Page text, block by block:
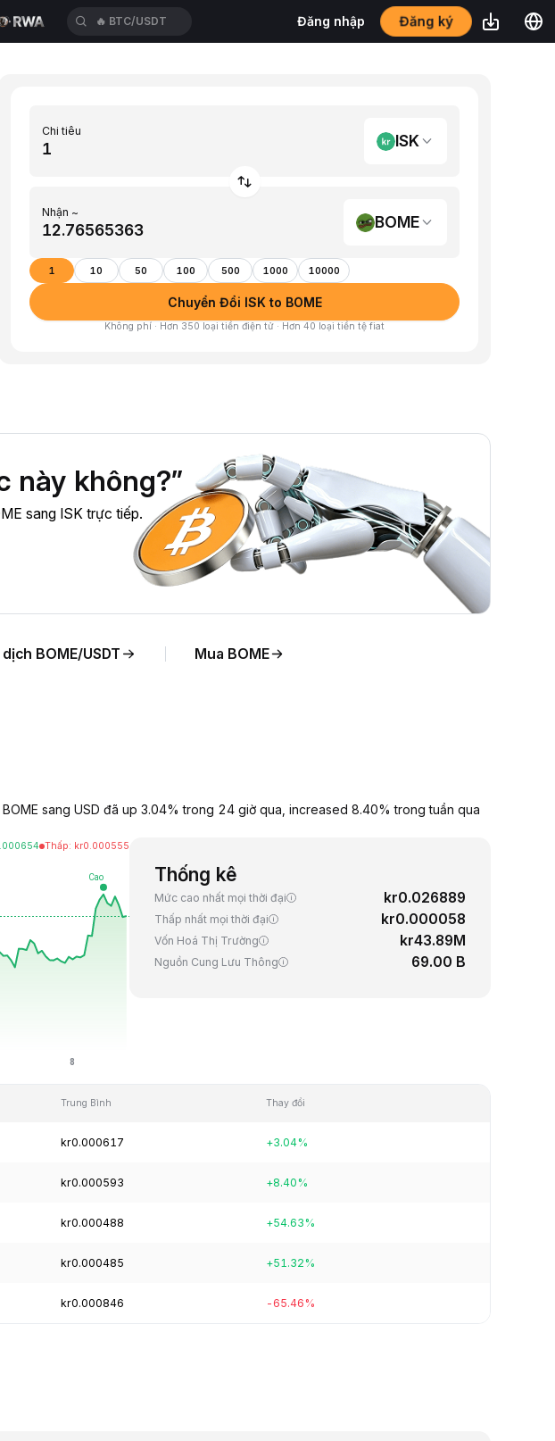
🔥 ETH/USDT Đăng nhập Đăng ký
Chi tiêu
ISK
Nhận ~
BOME
1 10 50 100 500 1000 10000
Chuyển Đổi ISK to BOME
Không phí · Hơn 350 loại tiền điện tử · Hơn 40 loại tiền tệ fiat
này không?”
sang ISK trực tiếp.
BOME/USDT Mua BOME
sang USD đã up 3.04% trong 24 giờ qua, increased 8.40% trong tuần qua
Thấp: kr0.000555
Thống kê
Mức cao nhất mọi thời đại kr0.026889
Thấp nhất mọi thời đại kr0.000058
Vốn Hoá Thị Trường kr43.89M
Nguồn Cung Lưu Thông 69.00 B
Trung Bình Thay đổi
kr0.000617 +3.04%
kr0.000593 +8.40%
kr0.000488 +54.63%
kr0.000485 +51.32%
kr0.000846 -65.46%